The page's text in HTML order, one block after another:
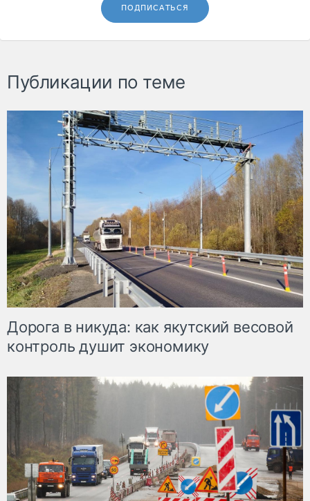
ПОДПИСАТЬСЯ
Публикации по теме
Дорога в никуда: как якутский весовой
контроль душит экономику